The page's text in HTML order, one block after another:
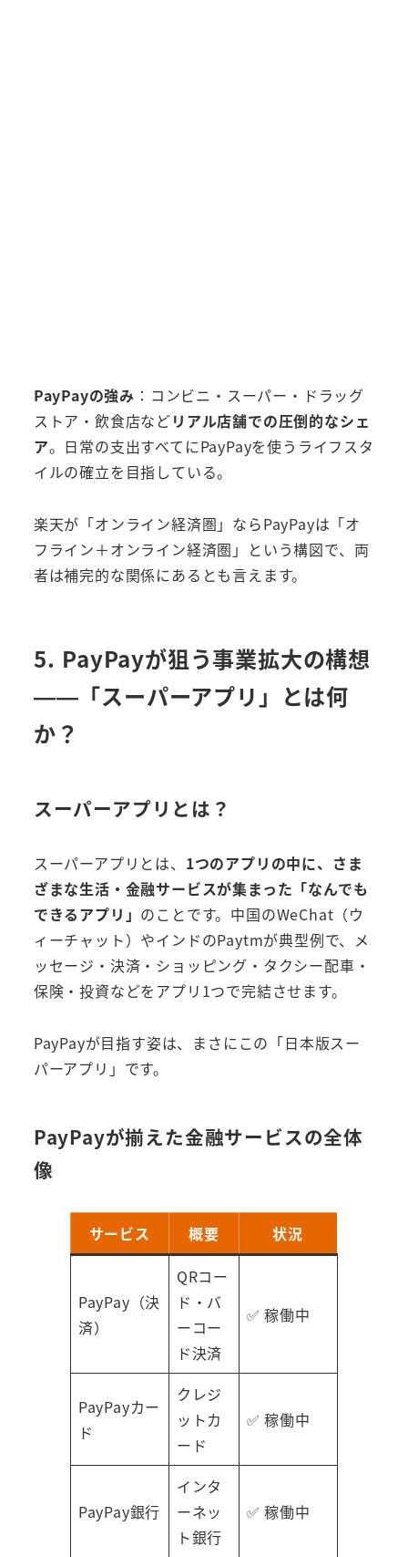
PayPayの強み ：コンビニ・スーパー・ドラッグ
ストア・飲食店などリアル店舗での圧倒的なシェ
ア。日常の支出すべてにPayPayを使うライフスタ
イルの確立を目指している。
楽天が「オンライン経済圏」ならPayPayは「オ
フライン＋オンライン経済圏」という構図で、両
者は補完的な関係にあるとも言えます。
5. PayPayが狙う事業拡大の構想
——「スーパーアプリ」とは何
か？
スーパーアプリとは？
スーパーアプリとは、 1つのアプリの中に、さま
ざまな生活・金融サービスが集まった「なんでも
できるアプリ」 のことです。中国のWeChat（ウ
ィーチャット）やインドのPaytmが典型例で、メ
ッセージ・決済・ショッピング・タクシー配車・
保険・投資などをアプリ1つで完結させます。
PayPayが目指す姿は、まさにこの「日本版スー
パーアプリ」です。
PayPayが揃えた金融サービスの全体
像
サービス 概要 状況
PayPay（決
済）
QRコー
ド・バ
ーコー
ド決済
✅ 稼働中
PayPayカー
ド
クレジ
ットカ
ード
✅ 稼働中
PayPay銀行
インタ
ーネッ
ト銀行
✅ 稼働中